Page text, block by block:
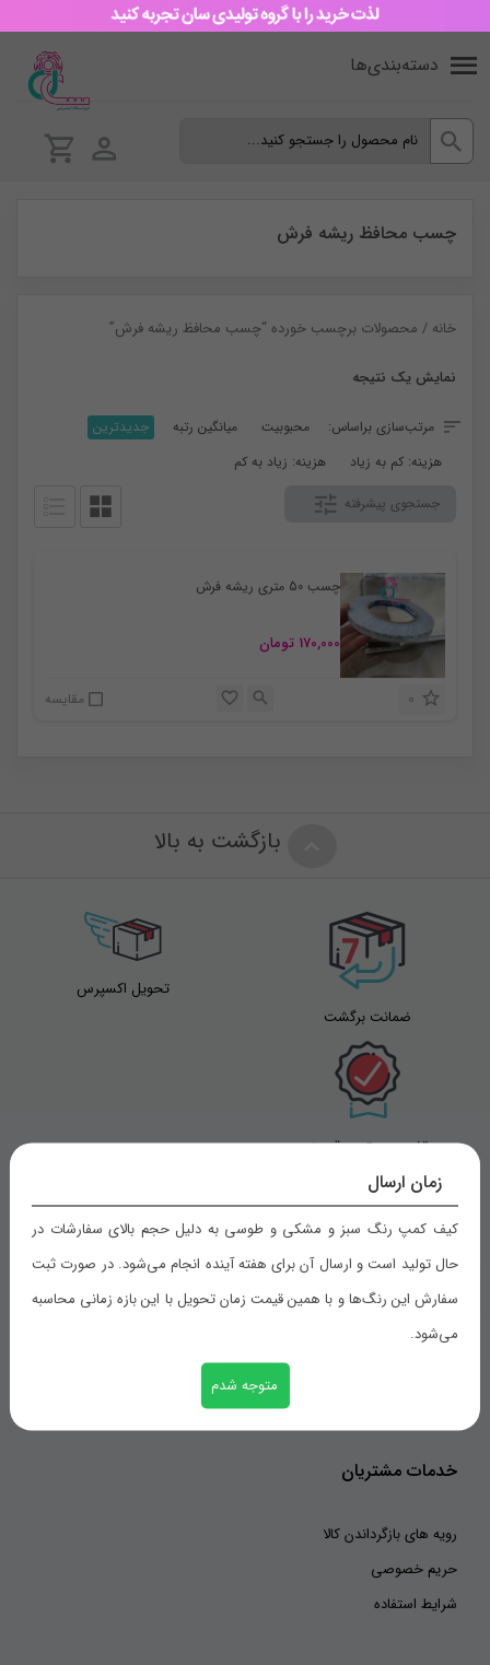
زمان ارسال
کیف کمپ رنگ سبز و مشکی و طوسی به دلیل حجم بالای سفارشات در
حال تولید است و ارسال آن برای هفته آینده انجام می‌شود. در صورت ثبت
سفارش این رنگ‌ها و با همین قیمت زمان تحویل با این بازه زمانی محاسبه
می‌شود.
متوجه شدم
دسته‌بندی‌ها
چسب محافظ ریشه فرش
خانه / محصولات برچسب خورده “چسب محافظ ریشه فرش”
نمایش یک نتیجه
مرتب‌سازی براساس: محبوبیت میانگین رتبه
جدیدترین
هزینه: کم به زیاد
هزینه: زیاد به کم
جستجوی پیشرفته
چسب 50 متری ریشه فرش
170,000 تومان
0 مقایسه
بازگشت به بالا
ضمانت برگشت
تحویل اکسپرس
تضمین بهترین قیمت
راهنمای خرید
خدمات مشتریان
رویه های بازگرداندن کالا
حریم خصوصی
شرایط استفاده